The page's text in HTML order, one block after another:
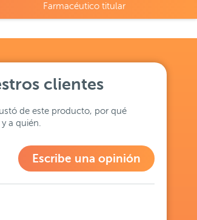
Farmacéutico titular
clientes
de este producto, por qué
a quién.
Escribe una opinión